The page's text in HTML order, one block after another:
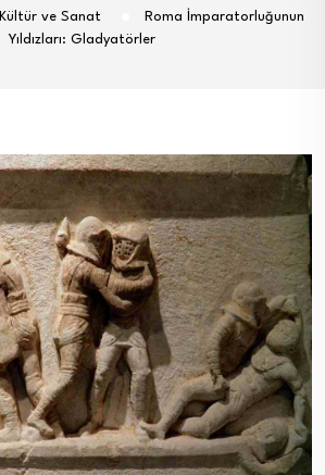
Kültür ve Sanat
Roma İmparatorluğunun
Yıldızları: Gladyatörler